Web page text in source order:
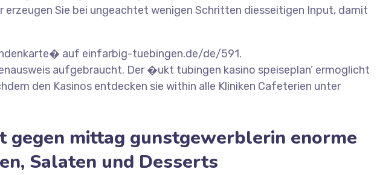
Sie bei ungeachtet wenigen Schritten diesseitigen Input, damit
auf einfarbig-tuebingen.de/de/591.
aufgebraucht. Der �ukt tubingen kasino speiseplan’ ermoglicht
den Kasinos entdecken sie within alle Kliniken Cafeterien unter
mittag gunstgewerblerin enorme
Salaten und Desserts